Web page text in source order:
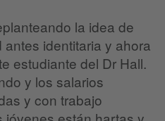
la idea de
identitaria y ahora
estudiante del Dr Hall.
y los salarios
y con trabajo